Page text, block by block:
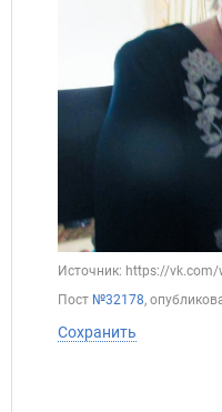
Источник: https://
Пост №32178,
Сохранить